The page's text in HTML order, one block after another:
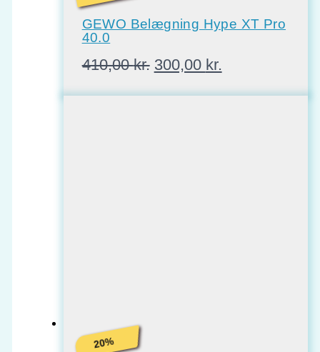
GEWO Belægning Hype XT Pro
40.0
410,00kr. Den
pris
300,00 kr.
pris
20%